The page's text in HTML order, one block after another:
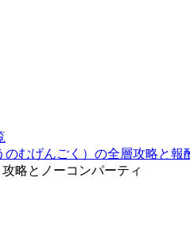
むげんごく）の全層攻略と報
略とノーコンパーティ